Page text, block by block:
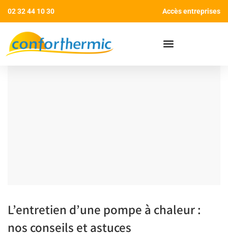
02 32 44 10 30 Accès entreprises
L’entretien d’une pompe à chaleur :
nos conseils et astuces